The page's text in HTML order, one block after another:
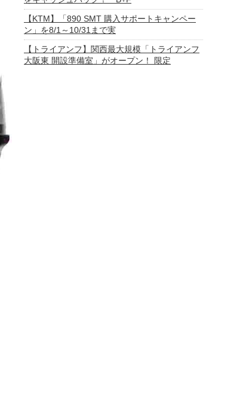
【KTM】「890 SMT 購入サポートキャンペー
ン」を8/1～10/31まで実
【トライアンフ】関西最大規模「トライアンフ
大阪東 開設準備室」がオープン！ 限定